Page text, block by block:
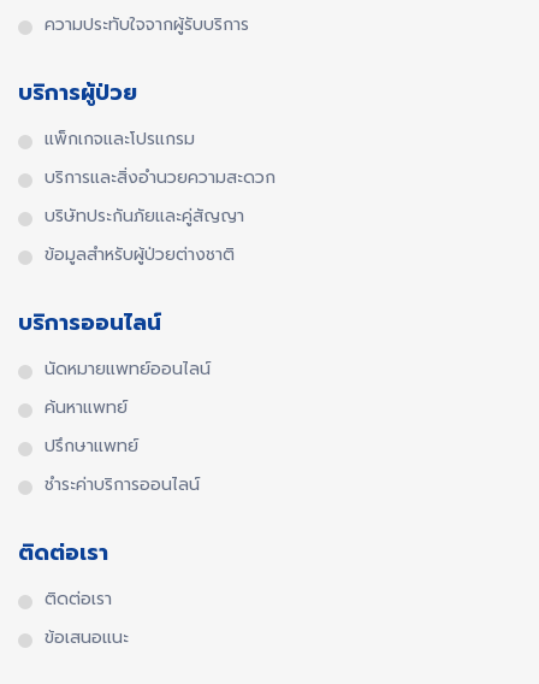
ความประทับใจจากผู้รับบริการ
บริการผู้ป่วย
แพ็กเกจและโปรแกรม
บริการและสิ่งอำนวยความสะดวก
บริษัทประกันภัยและคู่สัญญา
ข้อมูลสำหรับผู้ป่วยต่างชาติ
บริการออนไลน์
นัดหมายแพทย์ออนไลน์
ค้นหาแพทย์
ปรึกษาแพทย์
ชำระค่าบริการออนไลน์
ติดต่อเรา
ติดต่อเรา
ข้อเสนอแนะ